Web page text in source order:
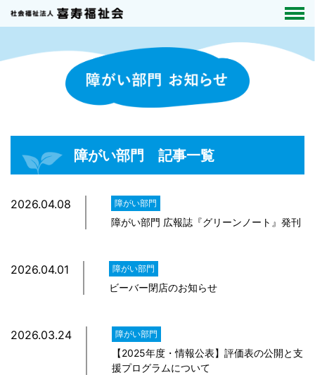
障がい部門 記事一覧
2026.04.08 障がい部門
障がい部門 広報誌『グリーンノート』発刊
2026.04.01 障がい部門
ビーバー閉店のお知らせ
2026.03.24 障がい部門
【2025年度・情報公表】評価表の公開と支
援プログラムについて